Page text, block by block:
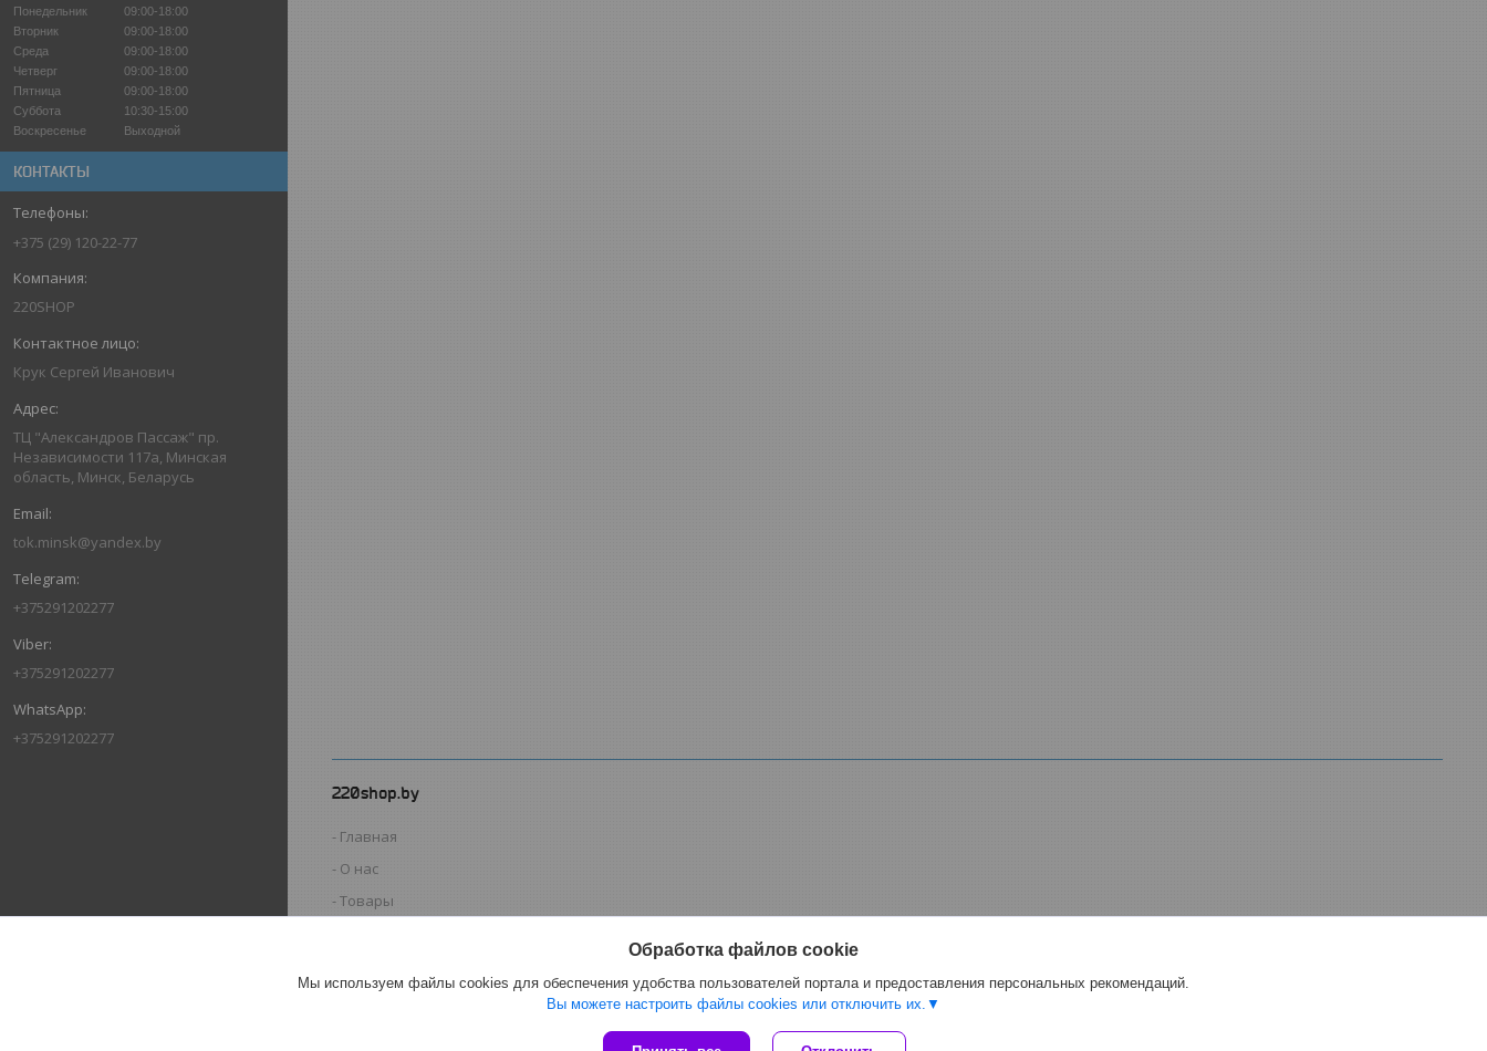
Понедельник
09:00-18:00
Вторник
09:00-18:00
Среда
09:00-18:00
Четверг
09:00-18:00
Пятница
09:00-18:00
Суббота
10:30-15:00
Воскресенье
Выходной
КОНТАКТЫ
+375 (29) 120-22-77
220SHOP
Крук Сергей Иванович
ТЦ "Александров Пассаж" пр.
Независимости 117а, Минская
область, Минск, Беларусь
tok.minsk@yandex.by
+375291202277
+375291202277
+375291202277
Оригинальные товары автоматов
Обработка файлов cookie
Мы используем файлы cookies для обеспечения удобства пользователей портала и предоставления персональных рекомендаций.
Вы можете настроить файлы cookies или отключить их.